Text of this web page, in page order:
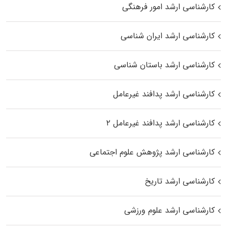
کارشناسی ارشد امور فرهنگی
کارشناسی ارشد ایران شناسی
کارشناسی ارشد باستان شناسی
کارشناسی ارشد پدافند غیرعامل
کارشناسی ارشد پدافند غیرعامل ۲
کارشناسی ارشد پژوهش علوم اجتماعی
کارشناسی ارشد تاریخ
کارشناسی ارشد علوم ورزشی